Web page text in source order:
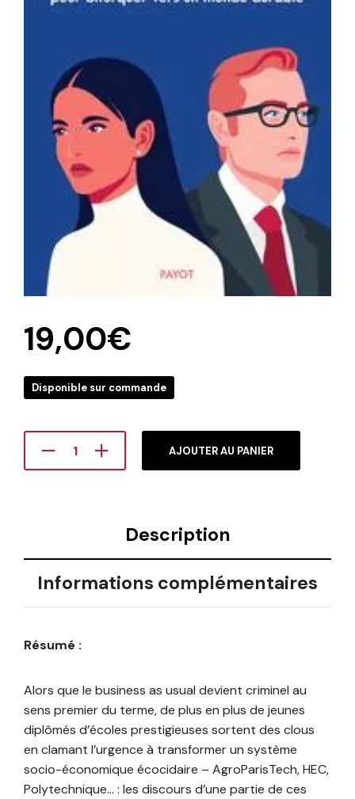
19,00€
Disponible sur commande
AJOUTER AU PANIER
Description
Informations complémentaires
Résumé :
Alors que le business as usual devient criminel au
sens premier du terme, de plus en plus de jeunes
diplômés d’écoles prestigieuses sortent des clous
en clamant l’urgence à transformer un système
socio-économique écocidaire – AgroParisTech, HEC,
Polytechnique… : les discours d’une partie de ces